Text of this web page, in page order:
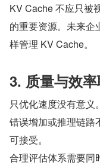
KV Cache 不应只被
的重要资源。未来企
样管理 KV Cache。
3. 质量与效
只优化速度没有意
错误增加或推理链路
可接受。
合理评估体系需要同